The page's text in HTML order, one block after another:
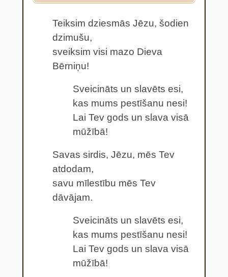
Teiksim dziesmās Jēzu, šodien
dzimušu,
sveiksim visi mazo Dieva
Bērniņu!
Sveicināts un slavēts esi,
kas mums pestīšanu nesi!
Lai Tev gods un slava visā
mūžībā!
Savas sirdis, Jēzu, mēs Tev
atdodam,
savu mīlestību mēs Tev
dāvājam.
Sveicināts un slavēts esi,
kas mums pestīšanu nesi!
Lai Tev gods un slava visā
mūžībā!